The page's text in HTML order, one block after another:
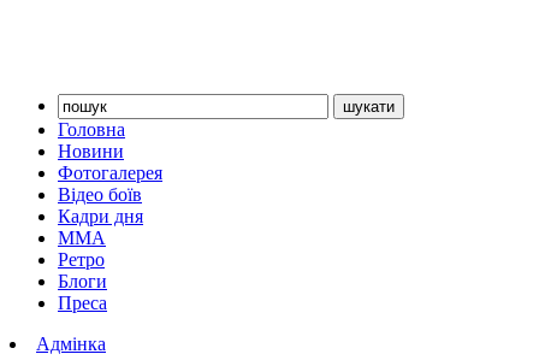
Головна
Новини
Фотогалерея
Відео боїв
Кадри дня
ММА
Ретро
Блоги
Преса
Адмінка